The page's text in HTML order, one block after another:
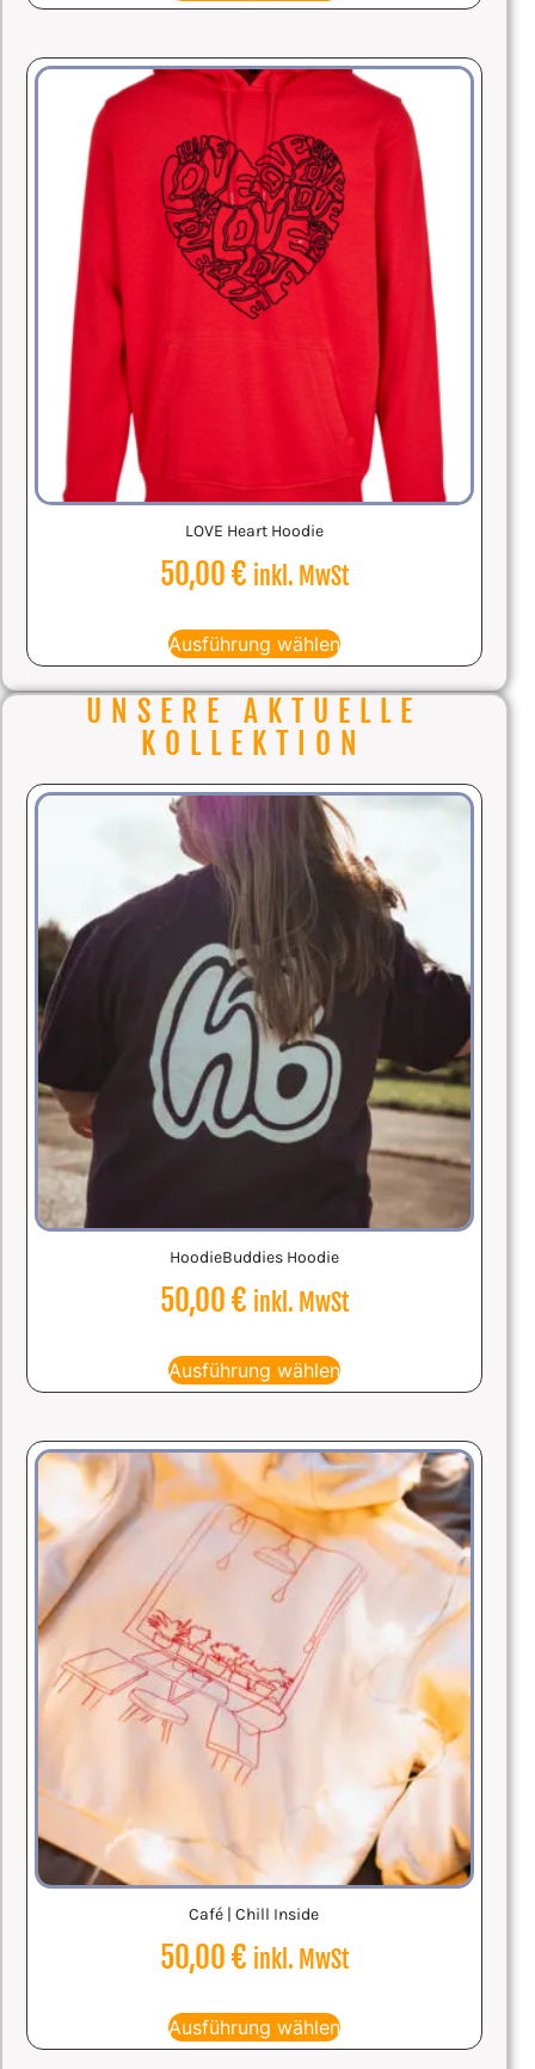
LOVE Heart Hoodie
50,00€ inkl. MwSt
Ausführung wählen
UNSERE AKTUELLE
KOLLEKTION
HoodieBuddies Hoodie
50,00€ inkl. MwSt
Ausführung wählen
Café | Chill Inside
50,00€ inkl. MwSt
Ausführung wählen